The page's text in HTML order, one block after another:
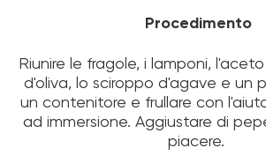
Procedimento
Riunire le fragole, i lamponi,
d'oliva, lo sciroppo d'agave e un
un contenitore e frullare con
ad immersione. Aggiustare di
piacere.